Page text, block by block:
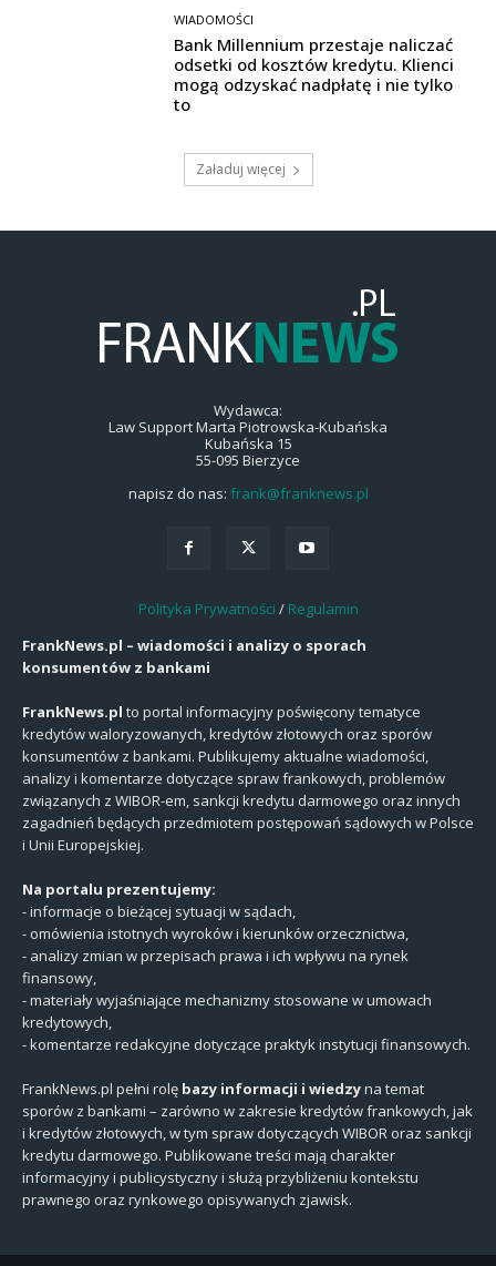
WIADOMOŚCI
Bank Millennium przestaje naliczać
odsetki od kosztów kredytu. Klienci
mogą odzyskać nadpłatę i nie tylko
to
Załaduj więcej
Wydawca:
Law Support Marta Piotrowska-Kubańska
Kubańska 15
55-095 Bierzyce
napisz do nas: frank@franknews.pl
Polityka Prywatności / Regulamin
FrankNews.pl – wiadomości i analizy o sporach
konsumentów z bankami
FrankNews.pl to portal informacyjny poświęcony tematyce
kredytów waloryzowanych, kredytów złotowych oraz sporów
konsumentów z bankami. Publikujemy aktualne wiadomości,
analizy i komentarze dotyczące spraw frankowych, problemów
związanych z WIBOR-em, sankcji kredytu darmowego oraz innych
zagadnień będących przedmiotem postępowań sądowych w Polsce
i Unii Europejskiej.
Na portalu prezentujemy:
- informacje o bieżącej sytuacji w sądach,
- omówienia istotnych wyroków i kierunków orzecznictwa,
- analizy zmian w przepisach prawa i ich wpływu na rynek
finansowy,
- materiały wyjaśniające mechanizmy stosowane w umowach
kredytowych,
- komentarze redakcyjne dotyczące praktyk instytucji finansowych.
FrankNews.pl pełni rolę bazy informacji i wiedzyna temat
sporów z bankami – zarówno w zakresie kredytów frankowych, jak
i kredytów złotowych, w tym spraw dotyczących WIBOR oraz sankcji
kredytu darmowego. Publikowane treści mają charakter
informacyjny i publicystyczny i służą przybliżeniu kontekstu
prawnego oraz rynkowego opisywanych zjawisk.